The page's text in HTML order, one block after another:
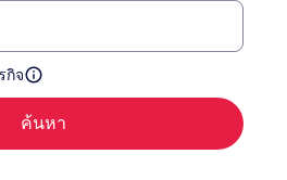
กิจ
ค้นหา